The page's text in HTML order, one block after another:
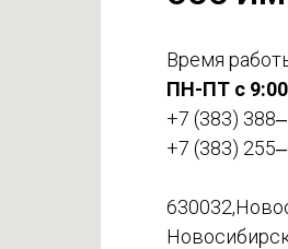
Время
ПН-ПТ с
+7 (383)
+7 (383)